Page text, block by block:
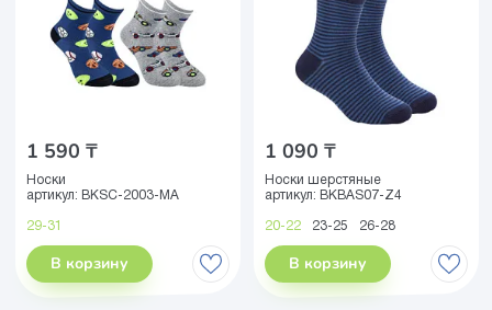
1 590 ₸
Носки
артикул: BKSC-2003-MA
29-31
В корзину
1 090 ₸
Носки шерстяные
артикул: BKBAS07-Z4
20-22 23-25 26-28
В корзину